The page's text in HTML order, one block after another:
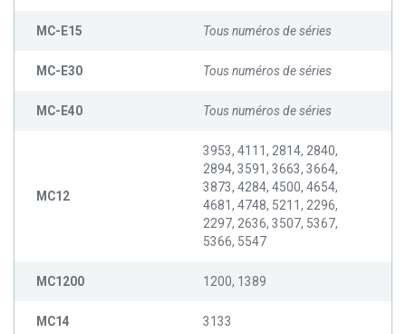
MC-E15 Tous numéros de séries
MC-E30 Tous numéros de séries
MC-E40 Tous numéros de séries
MC12
3953, 4111, 2814, 2840,
2894, 3591, 3663, 3664,
3873, 4284, 4500, 4654,
4681, 4748, 5211, 2296,
2297, 2636, 3507, 5367,
5366, 5547
MC1200 1200, 1389
MC14 3133